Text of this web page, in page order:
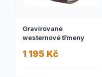
Gravírované
westernové třmeny
1 195 Kč